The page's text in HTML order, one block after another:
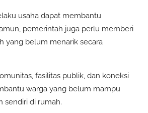
usaha dapat membantu
pemerintah juga perlu memberi
yang belum menarik secara
fasilitas publik, dan koneksi
warga yang belum mampu
sendiri di rumah.